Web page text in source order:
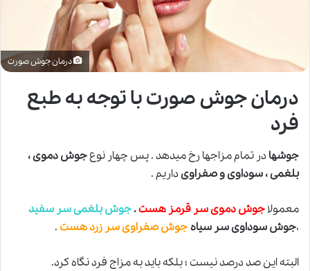
درمان جوش صورت
درمان جوش صورت با توجه به طبع
فرد
جوشهادر تمام مزاجها رخ میدهد . پس چهار نوعجوش دموی ،
بلغمی ، سوداوی و صفراویداریم .
معمولاجوش دموی سر قرمز هست.جوش بلغمی سر سفید
،جوشسوداوی سر سیاه.جوش صفراوی سر زرد هست.
البته این صد درصد نیست ؛ بلکه باید به مزاج فرد نگاه کرد.